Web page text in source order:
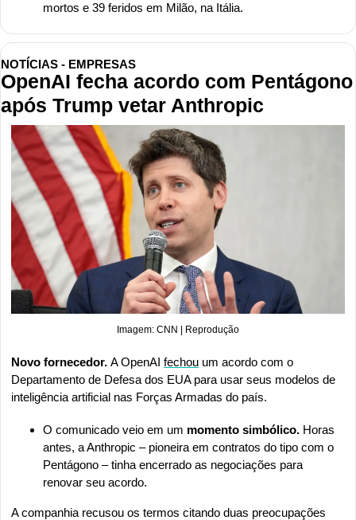
mortos e 39 feridos em Milão, na Itália.
NOTÍCIAS - EMPRESAS
OpenAI fecha acordo com Pentágono
após Trump vetar Anthropic
Imagem: CNN | Reprodução
Novo fornecedor. A OpenAI fechou um acordo com o
Departamento de Defesa dos EUA para usar seus modelos de
inteligência artificial nas Forças Armadas do país.
O comunicado veio em um momento simbólico. Horas
antes, a Anthropic – pioneira em contratos do tipo com o
Pentágono – tinha encerrado as negociações para
renovar seu acordo.
A companhia recusou os termos citando duas preocupações